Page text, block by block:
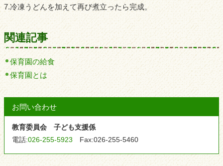
7.冷凍うどんを加えて再び煮立ったら完成。
関連記事
保育園の給食
保育園とは
お問い合わせ
教育委員会 子ども支援係
電話:026-255-5923 Fax:026-255-5460